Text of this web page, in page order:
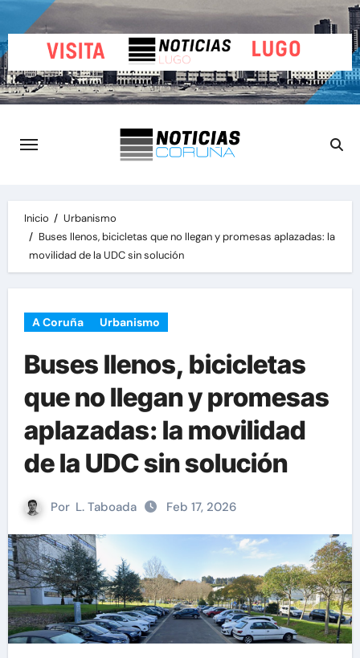
al
contenido
Inicio
Urbanismo
Buses llenos, bicicletas que no llegan y promesas aplazadas: la
movilidad de la UDC sin solución
A Coruña Urbanismo
Buses llenos, bicicletas
que no llegan y promesas
aplazadas: la movilidad
de la UDC sin solución
Por L. Taboada Feb 17, 2026